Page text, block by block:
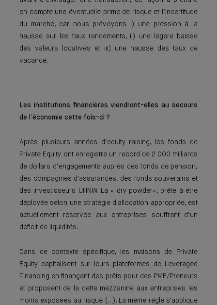
en compte une éventuelle prime de risque et l’incertitude
du marché, car nous prévoyons i) une pression à la
hausse sur les taux rendements, ii) une légère baisse
des valeurs locatives et iii) une hausse des taux de
vacance.
Les institutions financières viendront-elles au secours
de l’économie cette fois-ci ?
Après plusieurs années d’equity raising, les fonds de
Private Equity ont enregistré un record de 2 000 milliards
de dollars d’engagements auprès des fonds de pension,
des compagnies d'assurances, des fonds souverains et
des investisseurs UHNW. La « dry powder», prête à être
déployée selon une stratégie d'allocation appropriée, est
actuellement réservée aux entreprises souffrant d’un
déficit de liquidités.
Dans ce contexte spécifique, les maisons de Private
Equity capitalisent sur leurs plateformes de Leveraged
Financing en finançant des prêts pour des PME/Preneurs
et proposent de la dette mezzanine aux entreprises les
moins exposées au risque (…). La même règle s'applique